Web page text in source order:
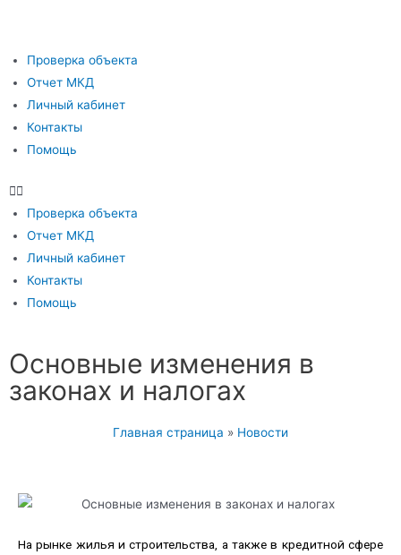
Проверка объекта
Отчет МКД
Личный кабинет
Контакты
Помощь
Проверка объекта
Отчет МКД
Личный кабинет
Контакты
Помощь
Основные изменения в
законах и налогах
Главная страница » Новости
На рынке жилья и строительства, а также в кредитной сфере